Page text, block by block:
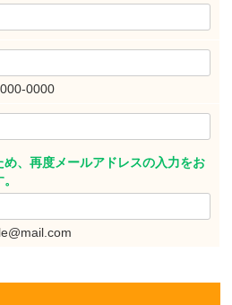
0000
、再度メールアドレスの入力をお